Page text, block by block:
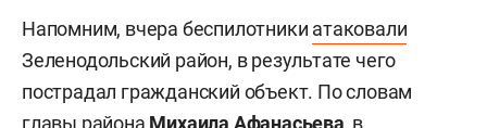
Напомним, вчера беспилотники атаковали
Зеленодольский район, в результате чего
пострадал гражданский объект. По словам
главы района Михаила Афанасьева, в